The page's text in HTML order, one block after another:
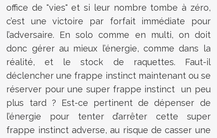
office de "vies" et si leur nombre tombe à zéro,
c’est une victoire par forfait immédiate pour
l’adversaire. En solo comme en multi, on doit
donc gérer au mieux l’énergie, comme dans la
réalité, et le stock de raquettes. Faut-il
déclencher une frappe instinct maintenant ou se
réserver pour une super frappe instinct un peu
plus tard ? Est-ce pertinent de dépenser de
l’énergie pour tenter d’arrêter cette super
frappe instinct adverse, au risque de casser une